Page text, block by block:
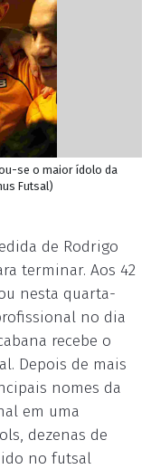
se o maior ídolo da
Futsal)
de Rodrigo
terminar. Aos 42
nesta quarta-
no dia
recebe o
Depois de mais
nomes da
em uma
dezenas de
no futsal